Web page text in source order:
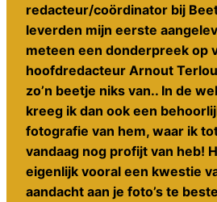
redacteur/coördinator bij
leverden mijn eerste
meteen een donderpreek op
hoofdredacteur Arnout
zo’n beetje niks van.. In de
kreeg ik dan ook een
fotografie van hem, waar ik
vandaag nog profijt van heb!
eigenlijk vooral een kwestie
aandacht aan je foto’s te